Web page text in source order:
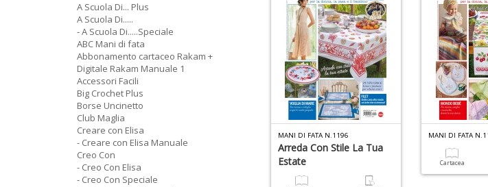
MANI DI FATA N.1196
Arreda Con Stile La Tua
Estate
MANI DI FATA
Cartacea
A Scuola Di... Plus
A Scuola Di.....
- A Scuola Di.....Speciale
ABC Mani di fata
Abbonamento cartaceo Rakam +
Digitale Rakam Manuale 1
Accessori Facili
Big Crochet Plus
Borse Uncinetto
Club Maglia
Creare con Elisa
- Creare con Elisa Manuale
Creo Con
- Creo Con Elisa
- Creo Con Speciale